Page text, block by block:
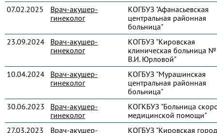
07.02.2025
Врач-акушер-
гинеколог
КОГБУЗ "Афанасьевская
центральная районная
больница"
23.09.2024
Врач-акушер-
гинеколог
КОГБУЗ "Кировская
клиническая больница
В.И. Юрловой"
10.04.2024
Врач-акушер-
гинеколог
КОГБУЗ "Мурашинская
центральная районная
больница"
30.06.2023
Врач-акушер-
гинеколог
КОГКБУЗ "Больница
медицинской помощи"
27.03.2023
Врач-акушер- КОГБУЗ "Кировская